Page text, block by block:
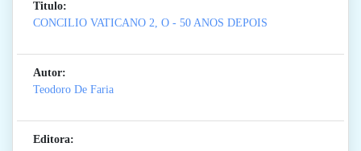
Titulo:
CONCILIO VATICANO 2, O - 50 ANOS DEPOIS
Autor:
Teodoro De Faria
Editora: